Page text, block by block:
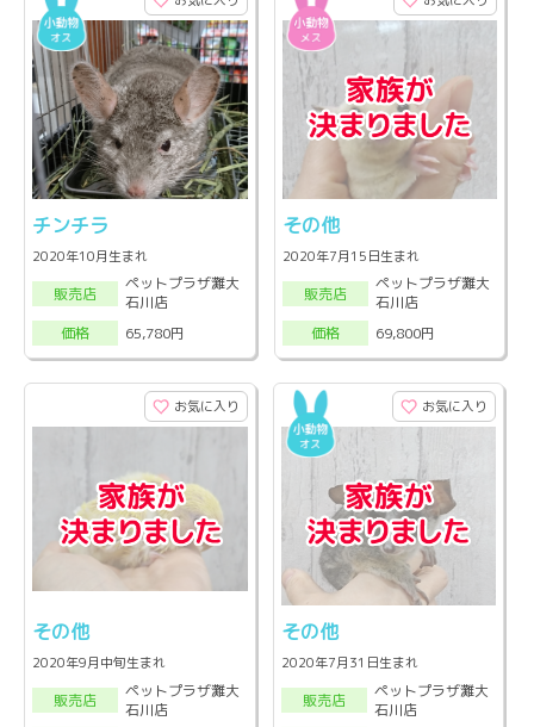
チンチラ
2020年10月生まれ
販売店
ペットプラザ灘大
石川店
価格
65,780円
その他
2020年7月15日生まれ
販売店
ペットプラザ灘大
石川店
価格
69,800円
お気に入り
その他
2020年9月中旬生まれ
販売店
ペットプラザ灘大
石川店
お気に入り
その他
2020年7月31日生まれ
販売店
ペットプラザ灘大
石川店